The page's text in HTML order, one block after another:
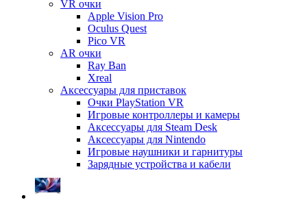
VR очки
Apple Vision Pro
Oculus Quest
Pico VR
AR очки
Ray Ban
Xreal
Аксессуары для приставок
Очки PlayStation VR
Игровые контроллеры и камеры
Аксессуары для Steam Desk
Аксессуары для Nintendo
Игровые наушники и гарнитуры
Зарядные устройства и кабели